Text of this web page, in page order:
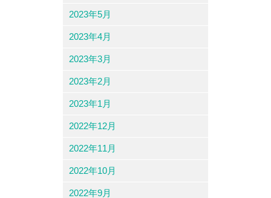
2023年5月
2023年4月
2023年3月
2023年2月
2023年1月
2022年12月
2022年11月
2022年10月
2022年9月